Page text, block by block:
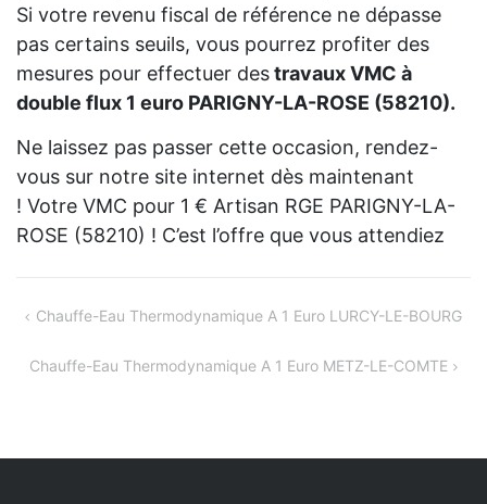
Si votre revenu fiscal de référence ne dépasse
pas certains seuils, vous pourrez profiter des
mesures pour effectuer destravaux VMC à
double flux 1 euro PARIGNY-LA-ROSE (58210).
Ne laissez pas passer cette occasion, rendez-
vous sur notre site internet dès maintenant
! Votre VMC pour 1 € Artisan RGE PARIGNY-LA-
ROSE (58210) ! C’est l’offre que vous attendiez
Navigation
Chauffe-Eau Thermodynamique A 1 Euro LURCY-LE-BOURG
Chauffe-Eau Thermodynamique A 1 Euro METZ-LE-COMTE